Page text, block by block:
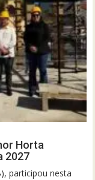
Horta
2027
participou nesta